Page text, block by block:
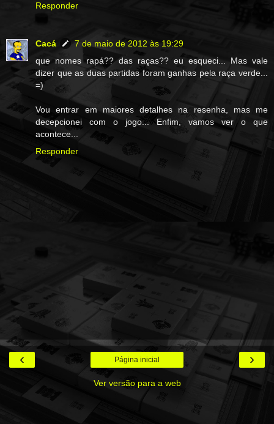
Responder
Cacá
7 de maio de 2012 às 19:29
que nomes rapá?? das raças?? eu esqueci... Mas vale
dizer que as duas partidas foram ganhas pela raça verde...
=)
Vou entrar em maiores detalhes na resenha, mas me
decepcionei com o jogo... Enfim, vamos ver o que
acontece...
Responder
‹ ›
Página inicial
Ver versão para a web